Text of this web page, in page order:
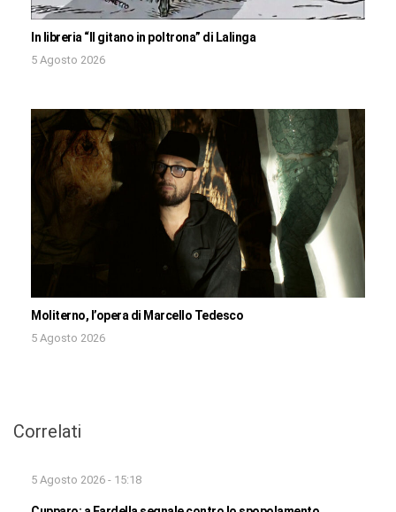
In libreria “Il gitano in poltrona” di Lalinga
5 Agosto 2026
Moliterno, l’opera di Marcello Tedesco
5 Agosto 2026
Correlati
5 Agosto 2026 - 15:18